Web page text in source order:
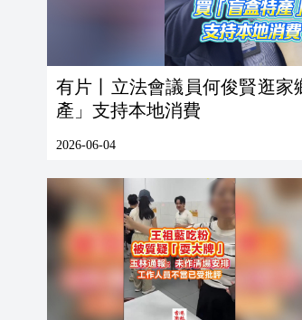
有片丨立法會議員何俊賢逛家
產」支持本地消費
2026-06-04